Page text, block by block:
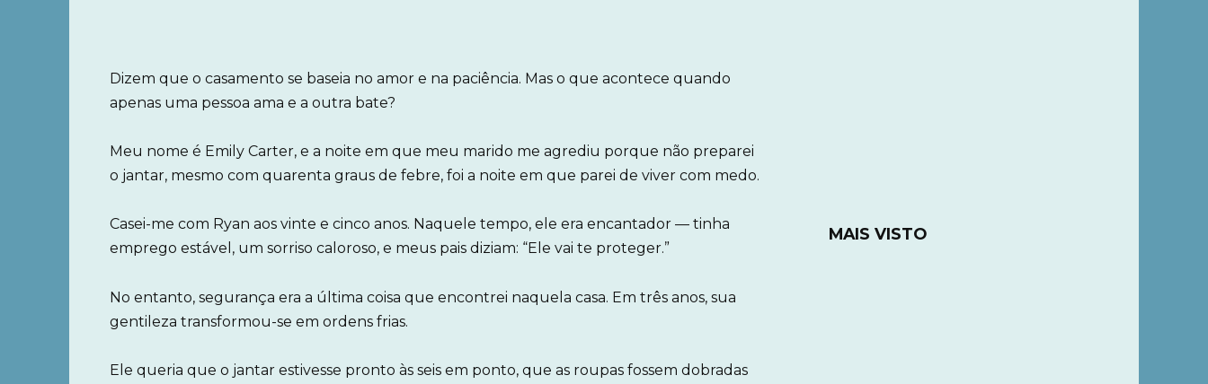
Dizem que o casamento se baseia no amor e na paciência. Mas o que acontece quando
apenas uma pessoa ama e a outra bate?
Meu nome é Emily Carter, e a noite em que meu marido me agrediu porque não preparei
o jantar, mesmo com quarenta graus de febre, foi a noite em que parei de viver com medo.
Casei-me com Ryan aos vinte e cinco anos. Naquele tempo, ele era encantador — tinha
emprego estável, um sorriso caloroso, e meus pais diziam: “Ele vai te proteger.”
No entanto, segurança era a última coisa que encontrei naquela casa. Em três anos, sua
gentileza transformou-se em ordens frias.
Ele queria que o jantar estivesse pronto às seis em ponto, que as roupas fossem dobradas
MAIS VISTO